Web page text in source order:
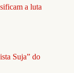
a luta
Suja” do